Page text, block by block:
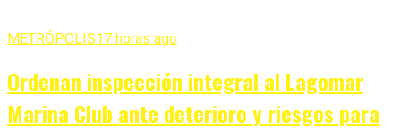
METRÓPOLIS17 horas ago
Ordenan inspección integral al Lagomar
Marina Club ante deterioro y riesgos para